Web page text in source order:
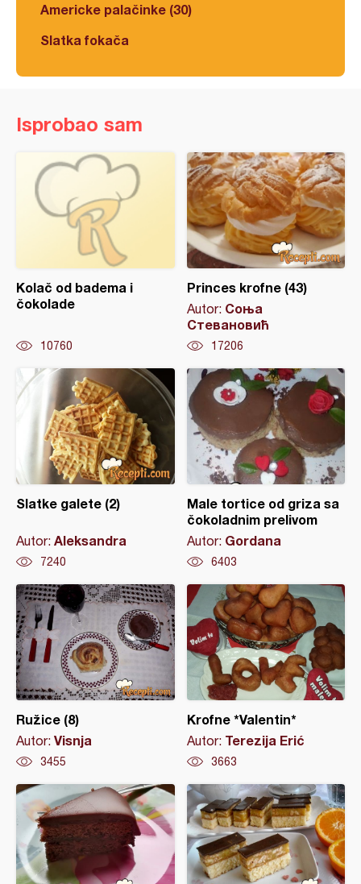
Americke palačinke (30)
Slatka fokača
Isprobao sam
Kolač od badema i
čokolade
10760
Princes krofne (43)
Autor: Соња
Стевановић
17206
Slatke galete (2)
Autor: Aleksandra
7240
Male tortice od griza sa
čokoladnim prelivom
Autor: Gordana
6403
Ružice (8)
Autor: Visnja
3455
Krofne *Valentin*
Autor: Terezija Erić
3663